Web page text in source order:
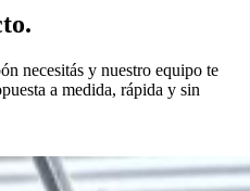
necesitás y nuestro equipo te
a medida, rápida y sin